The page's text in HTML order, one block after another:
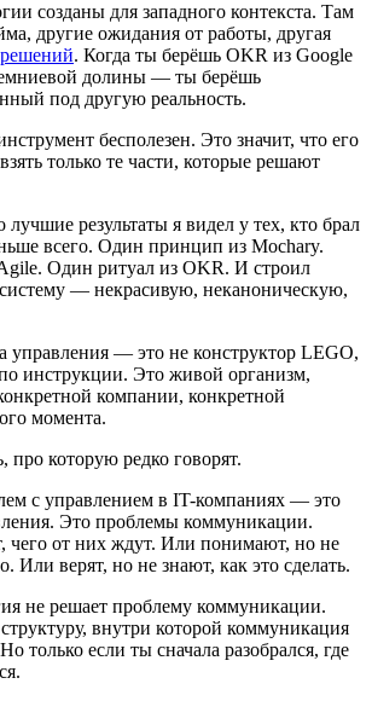
созданы для западного контекста. Там
другие ожидания от работы, другая
. Когда ты берёшь OKR из Google
долины — ты берёшь
под другую реальность.
бесполезен. Это значит, что его
только те части, которые решают
лучшие результаты я видел у тех, кто брал
всего. Один принцип из Mochary.
Один ритуал из OKR. И строил
— некрасивую, неканоническую,
управления — это не конструктор LEGO,
инструкции. Это живой организм,
компании, конкретной
момента.
про которую редко говорят.
с управлением в IT-компаниях — это
Это проблемы коммуникации.
от них ждут. Или понимают, но не
Или верят, но не знают, как это сделать.
не решает проблему коммуникации.
внутри которой коммуникация
только если ты сначала разобрался, где